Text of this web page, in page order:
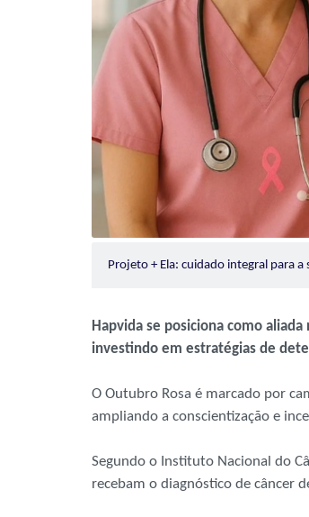
Projeto + Ela: cuidado integral para a
Hapvida se posiciona como
investindo em estratégias de
O Outubro Rosa é marcado por
ampliando a conscientização e
Segundo o Instituto Nacional do
recebam o diagnóstico de câncer